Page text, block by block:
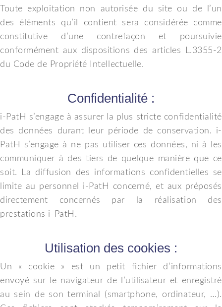
Toute exploitation non autorisée du site ou de l’un
des éléments qu’il contient sera considérée comme
constitutive d’une contrefaçon et poursuivie
conformément aux dispositions des articles L.3355-2
du Code de Propriété Intellectuelle.
Confidentialité :
i-PatH s’engage à assurer la plus stricte confidentialité
des données durant leur période de conservation. i-
PatH s’engage à ne pas utiliser ces données, ni à les
communiquer à des tiers de quelque manière que ce
soit. La diffusion des informations confidentielles se
limite au personnel i-PatH concerné, et aux préposés
directement concernés par la réalisation des
prestations i-PatH.
Utilisation des cookies :
Un « cookie » est un petit fichier d’informations
envoyé sur le navigateur de l’utilisateur et enregistré
au sein de son terminal (smartphone, ordinateur, …).